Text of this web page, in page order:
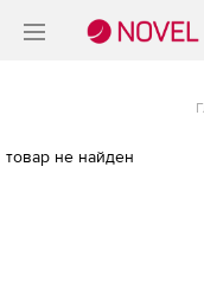
товар не найден